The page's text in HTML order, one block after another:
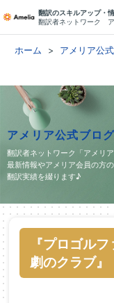
翻訳のスキルアップ・
翻訳者ネットワーク
ホーム アメリア公
アメリア公式ブログ
翻訳者ネットワーク「アメリア
最新情報やアメリア会員の方の
翻訳実績を綴ります♪
『プロゴル
劇のクラブ』